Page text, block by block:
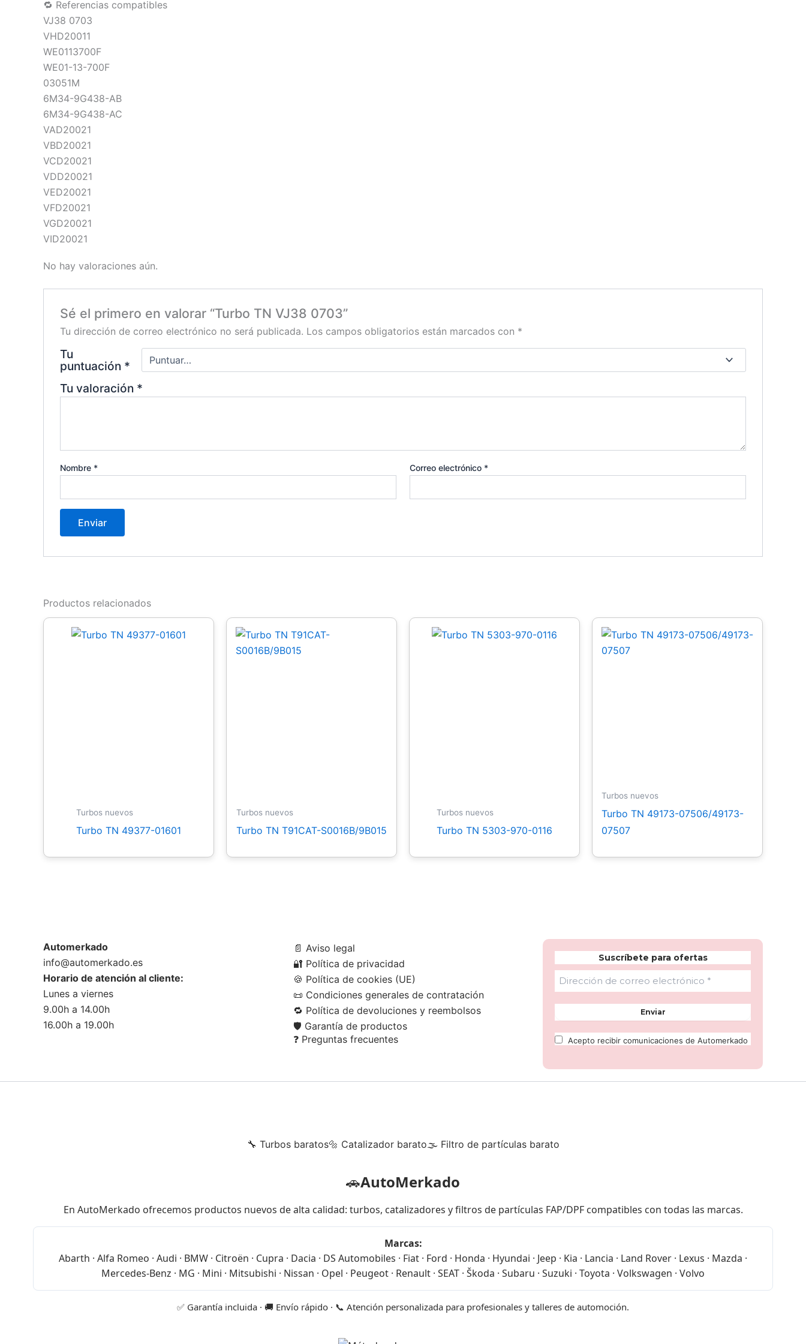
🔁 Referencias compatibles
VJ38 0703
VHD20011
WE0113700F
WE01-13-700F
03051M
6M34-9G438-AB
6M34-9G438-AC
VAD20021
VBD20021
VCD20021
VDD20021
VED20021
VFD20021
VGD20021
VID20021
No hay valoraciones aún.
Sé el primero en valorar “Turbo TN VJ38 0703”
Tu dirección de correo electrónico no será publicada. Los campos obligatorios están marcados con *
Tu
puntuación *
Tu valoración *
Nombre * Correo electrónico *
Productos relacionados
Turbos nuevos
Turbo TN 49377-01601
Turbos nuevos
Turbo TN T91CAT-S0016B/9B015
Turbos nuevos
Turbo TN 5303-970-0116
Turbos nuevos
Turbo TN 49173-07506/49173-
07507
Automerkado
info@automerkado.es
Horario de atención al cliente:
Lunes a viernes
9.00h a 14.00h
16.00h a 19.00h
📄 Aviso legal
🔐 Política de privacidad
🍪 Política de cookies (UE)
📜 Condiciones generales de contratación
🔁 Política de devoluciones y reembolsos
🛡️ Garantía de productos
❓Preguntas frecuentes
Suscríbete para ofertas
Acepto recibir comunicaciones de Automerkado
🔧 Turbos baratos🔩 Catalizador barato🌫 Filtro de partículas barato
🚗AutoMerkado
En AutoMerkado ofrecemos productos nuevos de alta calidad: turbos, catalizadores y filtros de partículas FAP/DPF compatibles con todas las marcas.
Marcas:
Abarth · Alfa Romeo · Audi · BMW · Citroën · Cupra · Dacia · DS Automobiles · Fiat · Ford · Honda · Hyundai · Jeep · Kia · Lancia · Land Rover · Lexus · Mazda ·
Mercedes-Benz · MG · Mini · Mitsubishi · Nissan · Opel · Peugeot · Renault · SEAT · Škoda · Subaru · Suzuki · Toyota · Volkswagen · Volvo
✅ Garantía incluida · 🚚 Envío rápido · 📞 Atención personalizada para profesionales y talleres de automoción.